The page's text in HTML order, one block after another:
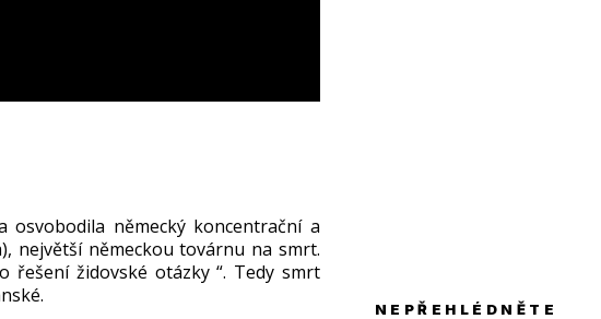
osvobodila německý koncentrační a
největší německou továrnu na smrt.
řešení židovské otázky “. Tedy smrt
NEPŘEHLÉDNĚTE